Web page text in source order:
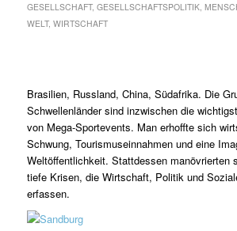
GESELLSCHAFT, GESELLSCHAFTSPOLITIK,
WELT, WIRTSCHAFT
Brasilien, Russland, China, Südafrika. Die
Schwellenländer sind inzwischen die
von Mega-Sportevents. Man erhoffte sich
Schwung, Tourismuseinnahmen und eine
Weltöffentlichkeit. Stattdessen manövrierten
tiefe Krisen, die Wirtschaft, Politik und
erfassen.